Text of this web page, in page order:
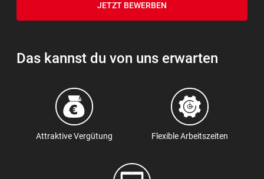
JETZT BEWERBEN
Das kannst du von uns erwarten
Attraktive Vergütung Flexible Arbeitszeiten